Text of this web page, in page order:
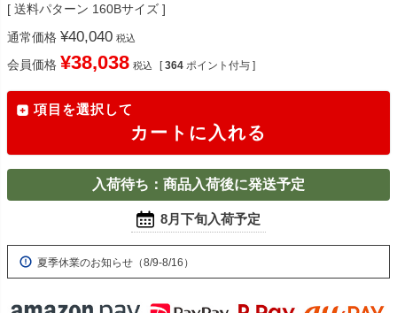
送料パターン 160Bサイズ
通常価格 ¥40,040 税込
会員価格 ¥38,038 税込 [ 364 ポイント付与 ]
項目を選択して
カートに入れる
入荷待ち：商品入荷後に発送予定
8月下旬入荷予定
夏季休業のお知らせ（8/9-8/16）